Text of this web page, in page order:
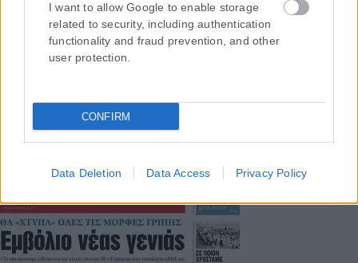
I want to allow Google to enable storage
related to security, including authentication
functionality and fraud prevention, and other
user protection.
CONFIRM
Data Deletion Data Access Privacy Policy
Μοναδικός αριθμός Μ.Η.Τ. 262048
ΤΑ ΠΡΩΤΟΣΕΛΙΔΑ ΣΗΜΕΡΑ